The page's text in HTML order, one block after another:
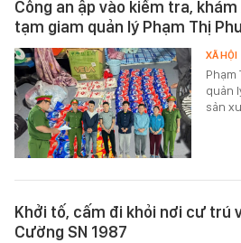
Công an ập vào kiểm tra,
tạm giam quản lý Phạm Thị
Phạm
quản
sản
XÃ HỘI
Khởi tố, cấm đi khỏi nơi cư trú
Cường SN 1987